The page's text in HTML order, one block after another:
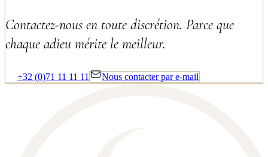
Contactez-nous en toute discrétion. Parce que
chaque adieu mérite le meilleur.
+32 (0)71 11 11 11 Nous contacter par e-mail